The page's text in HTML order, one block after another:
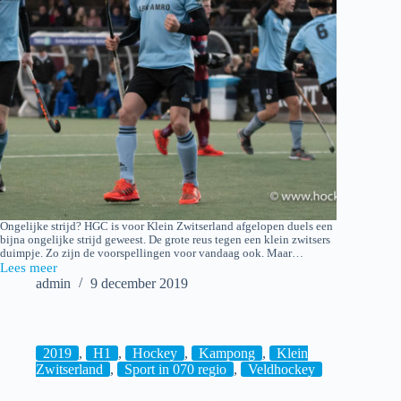
Ongelijke strijd? HGC is voor Klein Zwitserland afgelopen duels een
bijna ongelijke strijd geweest. De grote reus tegen een klein zwitsers
duimpje. Zo zijn de voorspellingen voor vandaag ook. Maar…
Lees meer
2019-
Zwitserland
admin 9 december 2019
2019 , H1 , Hockey , Kampong ,
Klein
Zwitserland , Sport in 070 regio , Veldhockey